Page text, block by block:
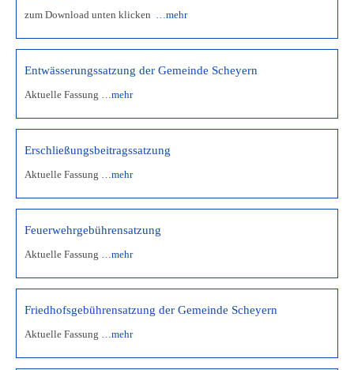
zum Download unten klicken …mehr
Entwässerungssatzung der Gemeinde Scheyern
Aktuelle Fassung …mehr
Erschließungsbeitragssatzung
Aktuelle Fassung …mehr
Feuerwehrgebührensatzung
Aktuelle Fassung …mehr
Friedhofsgebührensatzung der Gemeinde Scheyern
Aktuelle Fassung …mehr